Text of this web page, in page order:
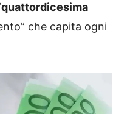
quattordicesima
che capita ogni